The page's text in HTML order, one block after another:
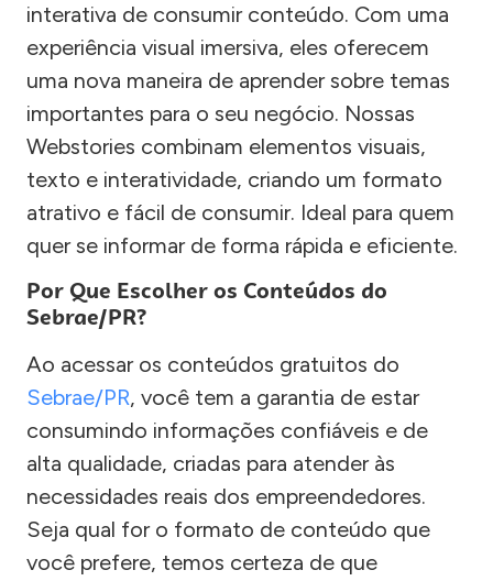
interativa de consumir conteúdo. Com uma
experiência visual imersiva, eles oferecem
uma nova maneira de aprender sobre temas
importantes para o seu negócio. Nossas
Webstories combinam elementos visuais,
texto e interatividade, criando um formato
atrativo e fácil de consumir. Ideal para quem
quer se informar de forma rápida e eficiente.
Por Que Escolher os Conteúdos do
Sebrae/PR?
Ao acessar os conteúdos gratuitos do
Sebrae/PR, você tem a garantia de estar
consumindo informações confiáveis e de
alta qualidade, criadas para atender às
necessidades reais dos empreendedores.
Seja qual for o formato de conteúdo que
você prefere, temos certeza de que